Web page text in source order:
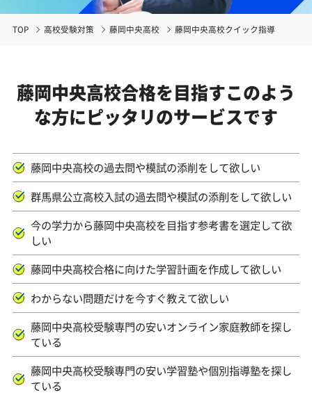
TOP 高校受験対策 藤岡中央高校 藤岡中央高校クイック指導
藤岡中央高校合格を目指すこのよう
な方にピッタリのサービスです
藤岡中央高校の過去問や模試の添削をして欲しい
群馬県公立高校入試の過去問や模試の添削をして欲しい
今の学力から藤岡中央高校を目指す参考書を選定して欲
しい
藤岡中央高校合格に向けた学習計画を作成して欲しい
わからない問題だけを今すぐ教えて欲しい
藤岡中央高校受験専門の安いオンライン家庭教師を探し
ている
藤岡中央高校受験専門の安い学習塾や個別指導塾を探し
ている